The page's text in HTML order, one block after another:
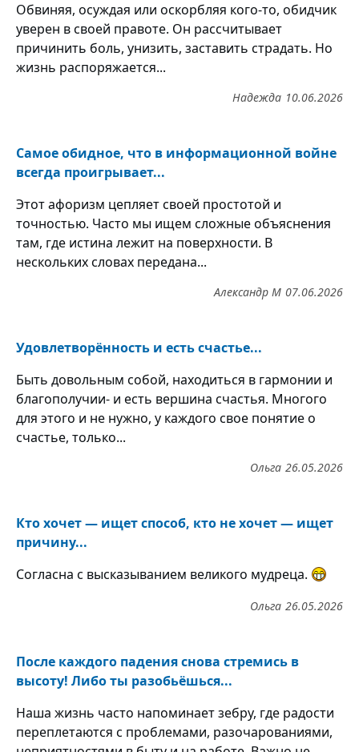
Обвиняя, осуждая или оскорбляя кого-то, обидчик
уверен в своей правоте. Он рассчитывает
причинить боль, унизить, заставить страдать. Но
жизнь распоряжается...
10.06.2026
Надежда
Самое обидное, что в информационной войне
всегда проигрывает...
Этот афоризм цепляет своей простотой и
точностью. Часто мы ищем сложные объяснения
там, где истина лежит на поверхности. В
нескольких словах передана...
07.06.2026
Александр М
Удовлетворённость и есть счастье...
Быть довольным собой, находиться в гармонии и
благополучии- и есть вершина счастья. Многого
для этого и не нужно, у каждого свое понятие о
счастье, только...
26.05.2026
Ольга
Кто хочет — ищет способ, кто не хочет — ищет
причину...
Согласна с высказыванием великого мудреца.
26.05.2026
Ольга
После каждого падения снова стремись в
высоту! Либо ты разобьёшься...
Наша жизнь часто напоминает зебру, где радости
переплетаются с проблемами, разочарованиями,